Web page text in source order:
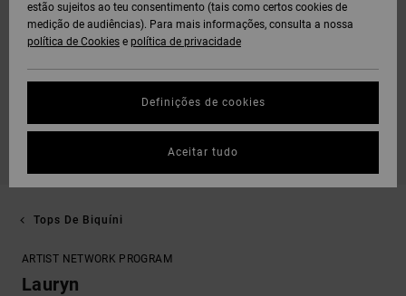
Tops De Biquíni
ARTIST NETWORK PROGRAM
Lauryn
estão sujeitos ao teu consentimento (tais como certos cookies de
medição de audiências). Para mais informações, consulta a nossa
política de Cookies e política de privacidade
Definições de cookies
Aceitar tudo